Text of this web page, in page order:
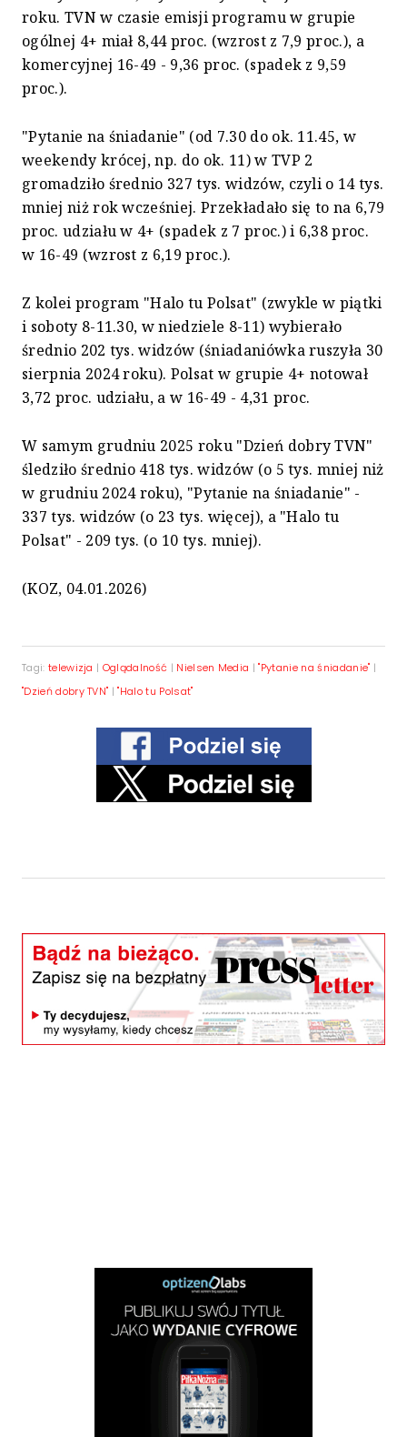
roku. TVN w czasie emisji programu w grupie
ogólnej 4+ miał 8,44 proc. (wzrost z 7,9 proc.), a
komercyjnej 16-49 - 9,36 proc. (spadek z 9,59
proc.).
"Pytanie na śniadanie" (od 7.30 do ok. 11.45, w
weekendy krócej, np. do ok. 11) w TVP 2
gromadziło średnio 327 tys. widzów, czyli o 14 tys.
mniej niż rok wcześniej. Przekładało się to na 6,79
proc. udziału w 4+ (spadek z 7 proc.) i 6,38 proc.
w 16-49 (wzrost z 6,19 proc.).
Z kolei program "Halo tu Polsat" (zwykle w piątki
i soboty 8-11.30, w niedziele 8-11) wybierało
średnio 202 tys. widzów (śniadaniówka ruszyła 30
sierpnia 2024 roku). Polsat w grupie 4+ notował
3,72 proc. udziału, a w 16-49 - 4,31 proc.
W samym grudniu 2025 roku "Dzień dobry TVN"
śledziło średnio 418 tys. widzów (o 5 tys. mniej niż
w grudniu 2024 roku), "Pytanie na śniadanie" -
337 tys. widzów (o 23 tys. więcej), a "Halo tu
Polsat" - 209 tys. (o 10 tys. mniej).
(KOZ, 04.01.2026)
Tagi: telewizja | Oglądalność | Nielsen Media |"Pytanie na śniadanie" |
"Dzień dobry TVN" |"Halo tu Polsat"